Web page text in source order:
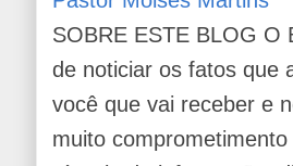
SOBRE ESTE BLOG O
de noticiar os fatos que
você que vai receber e
muito